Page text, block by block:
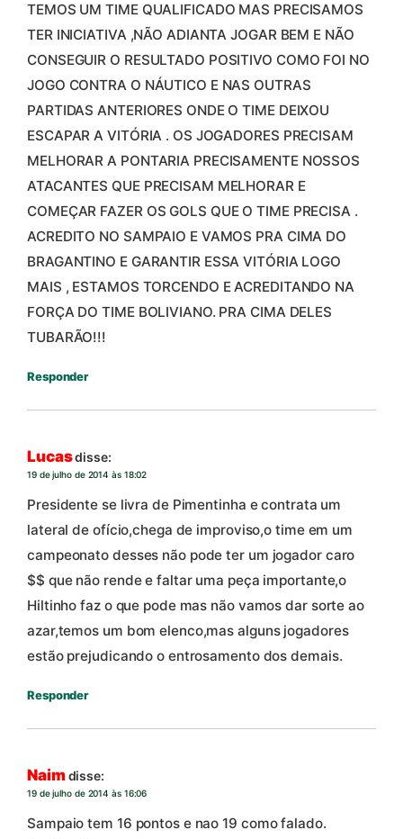
TEMOS UM TIME QUALIFICADO MAS PRECISAMOS
TER INICIATIVA ,NÃO ADIANTA JOGAR BEM E NÃO
CONSEGUIR O RESULTADO POSITIVO COMO FOI NO
JOGO CONTRA O NÁUTICO E NAS OUTRAS
PARTIDAS ANTERIORES ONDE O TIME DEIXOU
ESCAPAR A VITÓRIA . OS JOGADORES PRECISAM
MELHORAR A PONTARIA PRECISAMENTE NOSSOS
ATACANTES QUE PRECISAM MELHORAR E
COMEÇAR FAZER OS GOLS QUE O TIME PRECISA .
ACREDITO NO SAMPAIO E VAMOS PRA CIMA DO
BRAGANTINO E GARANTIR ESSA VITÓRIA LOGO
MAIS , ESTAMOS TORCENDO E ACREDITANDO NA
FORÇA DO TIME BOLIVIANO. PRA CIMA DELES
TUBARÃO!!!
Responder
Lucasdisse:
19 de julho de 2014 às 18:02
Presidente se livra de Pimentinha e contrata um
lateral de ofício,chega de improviso,o time em um
campeonato desses não pode ter um jogador caro
$$ que não rende e faltar uma peça importante,o
Hiltinho faz o que pode mas não vamos dar sorte ao
azar,temos um bom elenco,mas alguns jogadores
estão prejudicando o entrosamento dos demais.
Responder
Naimdisse:
19 de julho de 2014 às 16:06
Sampaio tem 16 pontos e nao 19 como falado.